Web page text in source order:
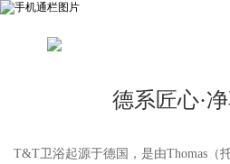
德系匠心·
T&T卫浴起源于德国，是由Thomas（